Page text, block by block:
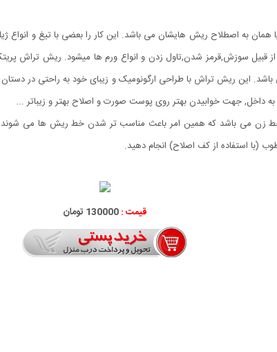
همان به اصطلاح ریش هایشان می باشد. این کار را بعضی با تیغ و
داخل, جهت خوابیدن بهتر روی پوست صورت و اصلاح بهتر و زیباتر ...
(با استفاده از کف اصلاح) انجام دهید.
قیمت :130000 تومان